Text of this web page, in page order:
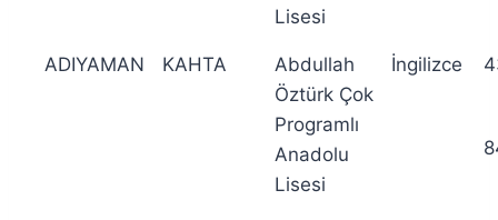
Lisesi
ADIYAMAN KAHTA
Abdullah
Öztürk Çok
Programlı
Anadolu
Lisesi
İngilizce